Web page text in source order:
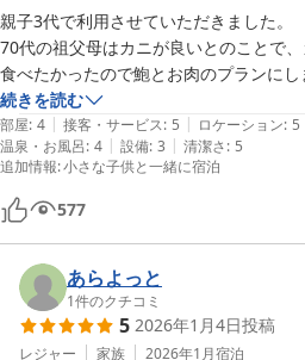
親子3代で利用させていただきました。
70代の祖父母はカニが良いとのことで
食べたかったので鮑とお肉のプランにし
料理は、小鉢からメインに至るまで本当
ニはタグ付きのもので大変立派なものを
接客もとても良かったです。
11月から貸切露天風呂が無料とのことで
少し歩きますが、湯冷めするほどでは無
の風が弱すぎて子ども達の髪を乾かして
す。
続きを読む
部屋: 4 | 接客・サービス: 5 | ロケーション: 5
温泉・お風呂: 4 | 設備: 3 | 清潔さ: 5
追加情報:小さな子供と一緒に宿泊
577
あらよっと
1件のクチコミ
5 2026年1月4日投稿
レジャー 家族 2026年1月宿泊